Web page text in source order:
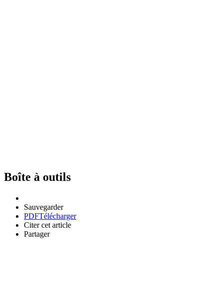
Boîte à outils
Sauvegarder
PDFTélécharger
Citer cet article
Partager